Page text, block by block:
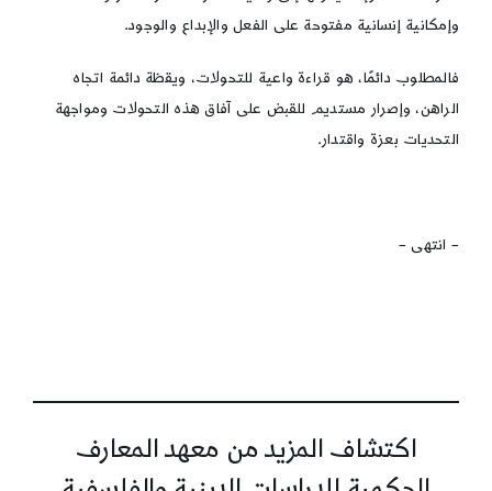
وإمكانية إنسانية مفتوحة على الفعل والإبداع والوجود.
فالمطلوب دائمًا، هو قراءة واعية للتحولات، ويقظة دائمة اتجاه
الراهن، وإصرار مستديم للقبض على آفاق هذه التحولات ومواجهة
التحديات بعزة واقتدار.
– انتهى –
اكتشاف المزيد من معهد المعارف